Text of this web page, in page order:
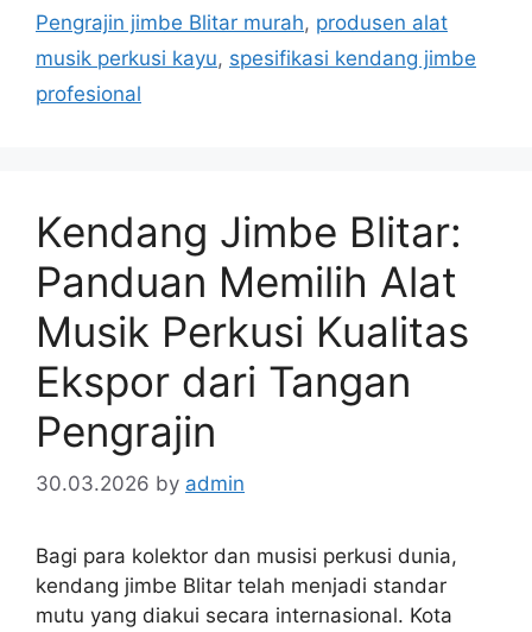
Pengrajin jimbe Blitar murah, produsen alat
musik perkusi kayu, spesifikasi kendang jimbe
profesional
Kendang Jimbe Blitar:
Panduan Memilih Alat
Musik Perkusi Kualitas
Ekspor dari Tangan
Pengrajin
30.03.2026 by admin
Bagi para kolektor dan musisi perkusi dunia,
kendang jimbe Blitar telah menjadi standar
mutu yang diakui secara internasional. Kota